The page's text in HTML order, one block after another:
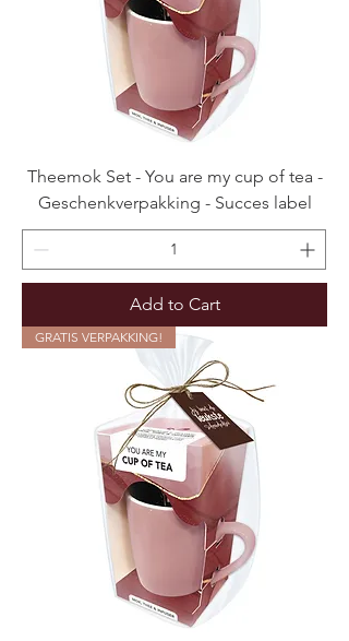
Theemok Set - You are my cup of tea -
Geschenkverpakking - Succes label
Add to Cart
GRATIS VERPAKKING!